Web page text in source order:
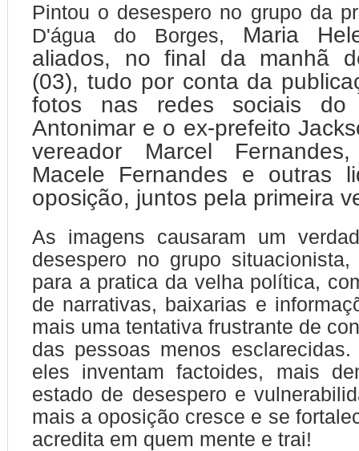
Pintou o desespero no grupo da
D'água do Borges, Maria
aliados, no final da manhã
(03), tudo por conta da
fotos nas redes sociais do
Antonimar e o ex-prefeito
vereador Marcel
Macele Fernandes e outras
oposição, juntos pela primeira
As imagens causaram um
desespero no grupo
para a pratica da velha política,
de narrativas, baixarias e
mais uma tentativa frustrante de
das pessoas menos
eles inventam factoides, mais
estado de desespero e
mais a oposição cresce e se
acredita em quem mente e trai!